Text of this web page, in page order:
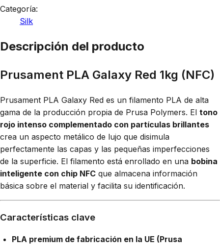
Categoría:
Silk
Descripción del producto
Prusament PLA Galaxy Red 1kg (NFC)
Prusament PLA Galaxy Red es un filamento PLA de alta
gama de la producción propia de Prusa Polymers. El tono
rojo intenso complementado con partículas brillantes
crea un aspecto metálico de lujo que disimula
perfectamente las capas y las pequeñas imperfecciones
de la superficie. El filamento está enrollado en una bobina
inteligente con chip NFC que almacena información
básica sobre el material y facilita su identificación.
Características clave
PLA premium de fabricación en la UE (Prusa